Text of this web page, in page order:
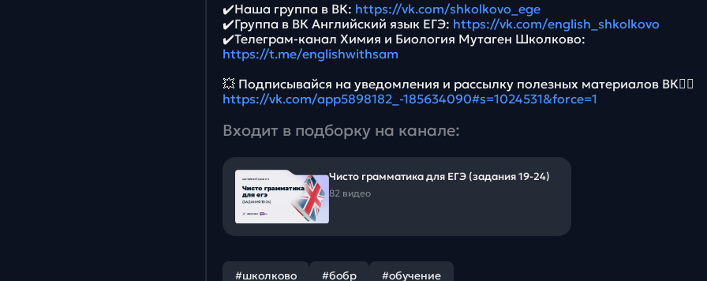
✔️Наша группа в ВК: https://vk.com/shkolkovo_ege
✔️Группа в ВК Английский язык ЕГЭ: https://vk.com/english_shkolkovo
✔️Телеграм-канал Химия и Биология Мутаген Школково:
https://t.me/englishwithsam
💥 Подписывайся на уведомления и рассылку полезных материалов ВК👉🏻
https://vk.com/app5898182_-185634090#s=1024531&force=1
Входит в подборку на канале:
Чисто грамматика для ЕГЭ (задания 19-24)
82 видео
#школково #бобр #обучение